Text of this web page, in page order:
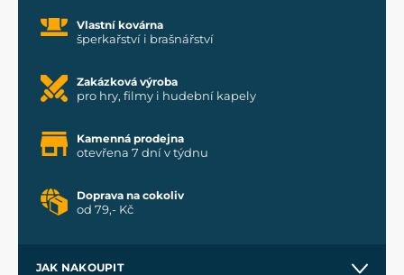
Vlastní kovárna
šperkařství i brašnářství
Zakázková výroba
pro hry, filmy i hudební kapely
Kamenná prodejna
otevřena 7 dní v týdnu
Doprava na cokoliv
od 79,- Kč
JAK NAKOUPIT